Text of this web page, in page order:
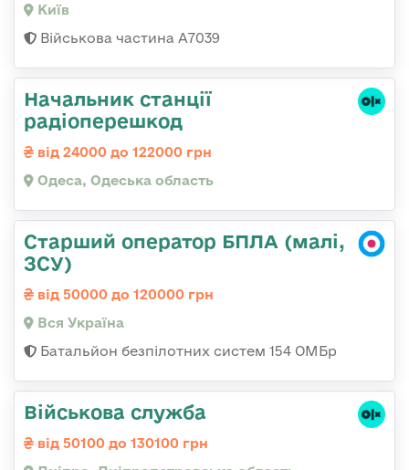
Київ
Військова частина А7039
Начальник станції
радіоперешкод
від 24000 до 122000 грн
Одеса, Одеська область
Старший оператор БПЛА (малі,
ЗСУ)
від 50000 до 120000 грн
Вся Україна
Батальйон безпілотних систем 154 ОМБр
Військова служба
від 50100 до 130100 грн